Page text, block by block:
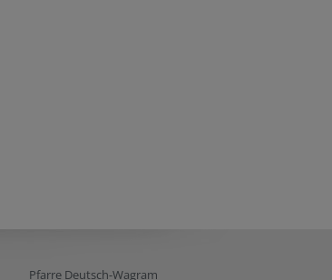
Pfarre Deutsch-Wagram